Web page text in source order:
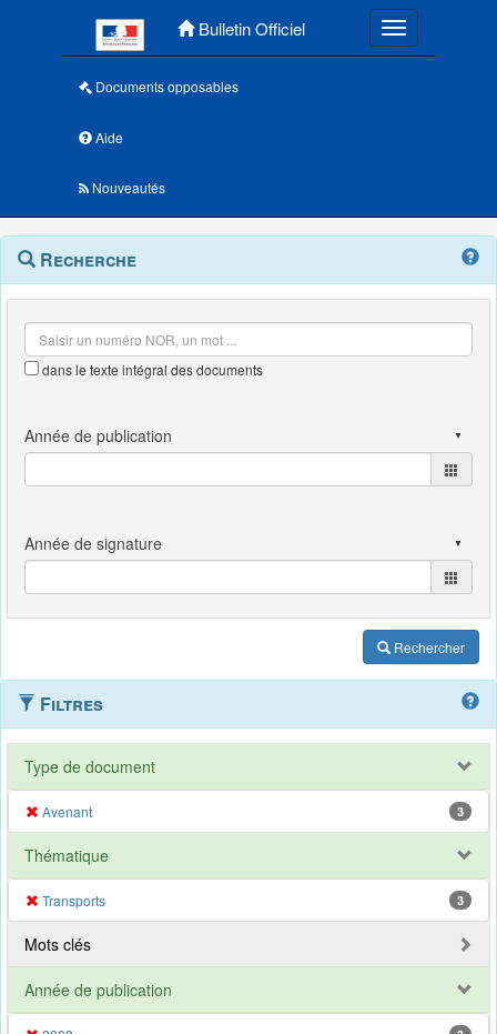
Bulletin Officiel Toggle
Documents opposables
Aide
Nouveautés
Navigation
outils
Menu
contextuel
Recherche
dans le texte intégral des documents
Rechercher
Filtres
Type de document
Avenant 3
Thématique
Transports 3
Mots clés
Année de publication